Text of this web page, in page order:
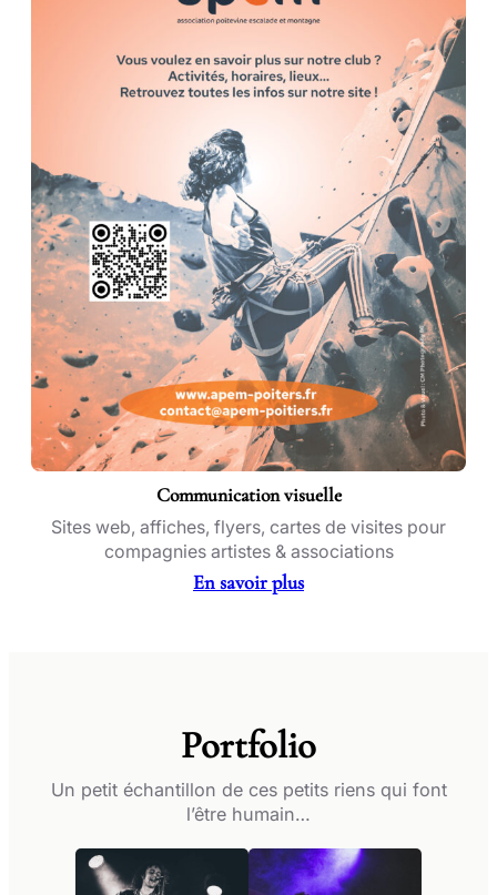
Communication visuelle
Sites web, affiches, flyers, cartes de visites pour
compagnies artistes & associations
En savoir plus
Portfolio
Un petit échantillon de ces petits riens qui font
l’être humain…